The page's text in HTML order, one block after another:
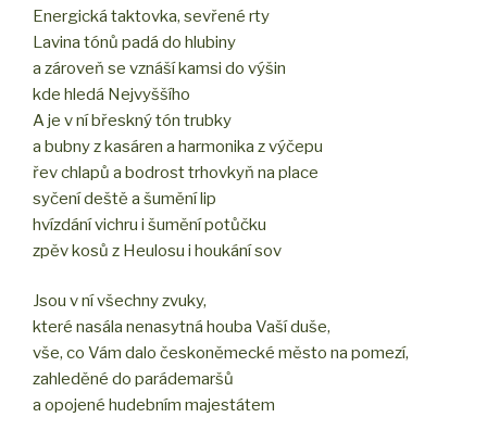
Energická taktovka, sevřené rty
Lavina tónů padá do hlubiny
a zároveň se vznáší kamsi do výšin
kde hledá Nejvyššího
A je v ní břeskný tón trubky
a bubny z kasáren a harmonika z výčepu
řev chlapů a bodrost trhovkyň na place
syčení deště a šumění lip
hvízdání vichru i šumění potůčku
zpěv kosů z Heulosu i houkání sov
Jsou v ní všechny zvuky,
které nasála nenasytná houba Vaší duše,
vše, co Vám dalo českoněmecké město na pomezí,
zahleděné do parádemaršů
a opojené hudebním majestátem